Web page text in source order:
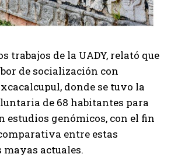
trabajos de la UADY, relató que
de socialización con
donde se tuvo la
de 68 habitantes para
estudios genómicos, con el fin
entre estas
actuales.